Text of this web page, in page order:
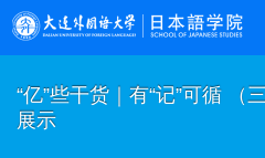
​“亿”些干货｜有“记”可循 （
展示